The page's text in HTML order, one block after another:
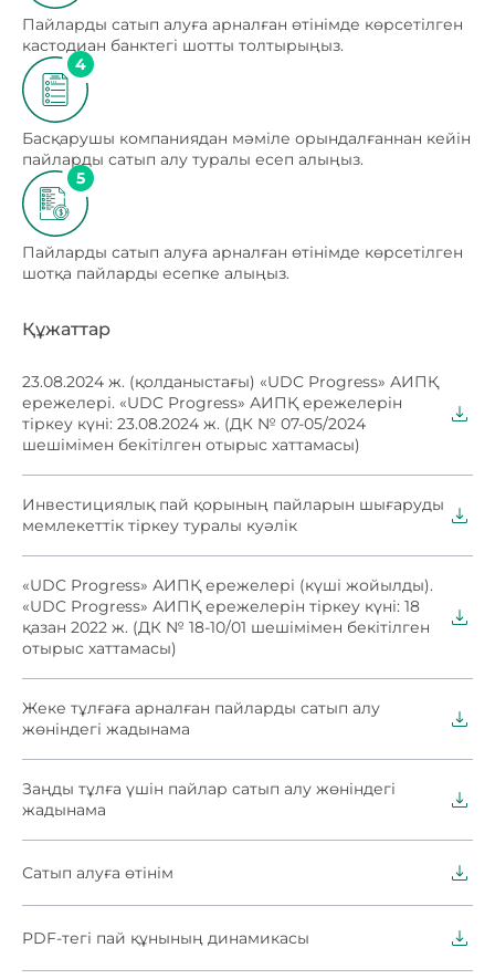
Пайларды сатып алуға арналған өтінімде көрсетілген
кастодиан банктегі шотты толтырыңыз.
4
Басқарушы компаниядан мәміле орындалғаннан кейін
пайларды сатып алу туралы есеп алыңыз.
5
Пайларды сатып алуға арналған өтінімде көрсетілген
шотқа пайларды есепке алыңыз.
Құжаттар
23.08.2024 ж. (қолданыстағы) «UDC Progress» АИПҚ
ережелері. «UDC Progress» АИПҚ ережелерін
тіркеу күні: 23.08.2024 ж. (ДК № 07-05/2024
шешімімен бекітілген отырыс хаттамасы)
Инвестициялық пай қорының пайларын шығаруды
мемлекеттік тіркеу туралы куәлік
«UDC Progress» АИПҚ ережелері (күші жойылды).
«UDC Progress» АИПҚ ережелерін тіркеу күні: 18
қазан 2022 ж. (ДК № 18-10/01 шешімімен бекітілген
отырыс хаттамасы)
Жеке тұлғаға арналған пайларды сатып алу
жөніндегі жадынама
Заңды тұлға үшін пайлар сатып алу жөніндегі
жадынама
Сатып алуға өтінім
PDF-тегі пай құнының динамикасы